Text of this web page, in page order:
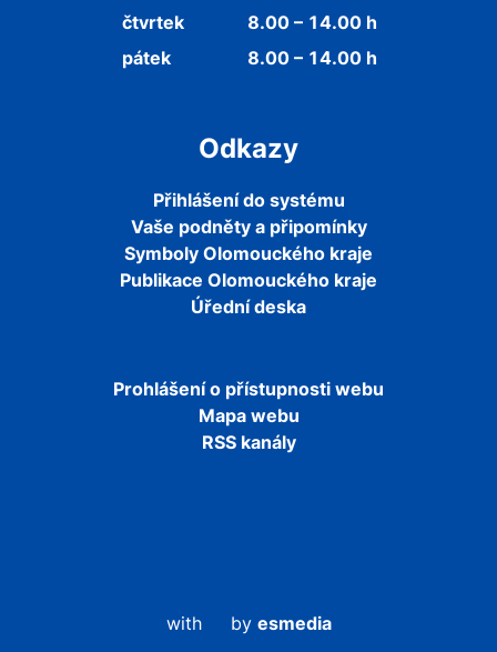
čtvrtek
8.00 – 14.00 h
pátek
8.00 – 14.00 h
Odkazy
Přihlášení do systému
Vaše podněty a připomínky
Symboly Olomouckého kraje
Publikace Olomouckého kraje
Úřední deska
Prohlášení o přístupnosti webu
Mapa webu
RSS kanály
with by esmedia